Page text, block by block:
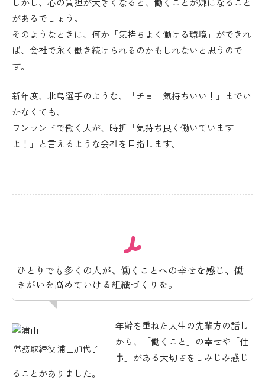
しかし、心の負担が大きくなると、働くことが嫌になること
があるでしょう。
そのようなときに、何か「気持ちよく働ける環境」ができれ
ば、会社で永く働き続けられるのかもしれないと思うので
す。
新年度、北島選手のような、「チョー気持ちいい！」までい
かなくても、
ワンランドで働く人が、時折「気持ち良く働いています
よ！」と言えるような会社を目指します。
ひとりでも多くの人が、働くことへの幸せを感じ、 働
きがいを高めていける組織づくりを。
常務取締役 浦山加代子
年齢を重ねた人生の先輩方の話し
から、「働くこと」の幸せや「仕
事」がある大切さをしみじみ感じ
ることがありました。